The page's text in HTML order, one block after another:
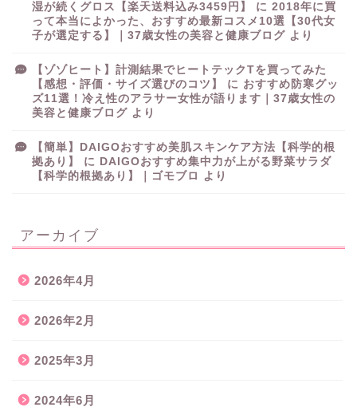
湿が続くグロス【楽天送料込み3459円】
に 2018年に買
って本当によかった、おすすめ最新コスメ10選【30代女
子が選定する】｜37歳女性の美容と健康ブログ より
【ゾゾヒート】計測結果でヒートテックTを買ってみた
【感想・評価・サイズ選びのコツ】
に おすすめ防寒グッ
ズ11選！冷え性のアラサー女性が語ります｜37歳女性の
美容と健康ブログ より
【簡単】DAIGOおすすめ美肌スキンケア方法【科学的根
拠あり】
に DAIGOおすすめ集中力が上がる野菜サラダ
【科学的根拠あり】｜ゴモブロ より
アーカイブ
2026年4月
2026年2月
2025年3月
2024年6月